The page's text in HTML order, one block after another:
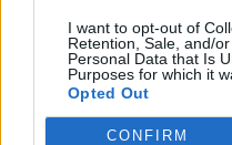
I want to opt-out of
Retention, Sale, and/
Personal Data that Is
Purposes for which it
Opted Out
CONFIRM